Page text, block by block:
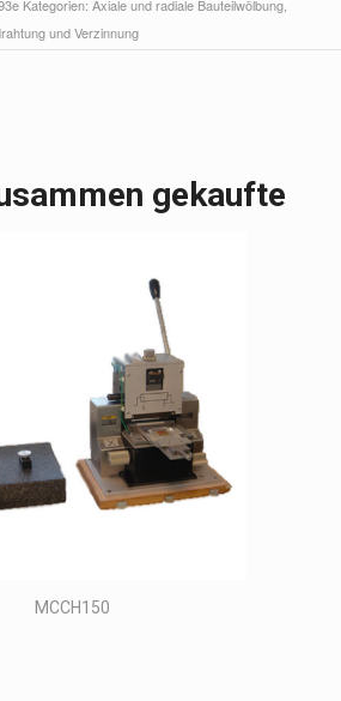
Kategorien: Axiale und radiale Bauteilwölbung,
und Verzinnung
gekaufte
MCCH150